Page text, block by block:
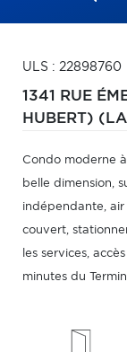
ULS : 22898760
1341 RUE
HUBERT)
Condo moderne
belle dimension,
indépendante,
couvert,
les services,
minutes du